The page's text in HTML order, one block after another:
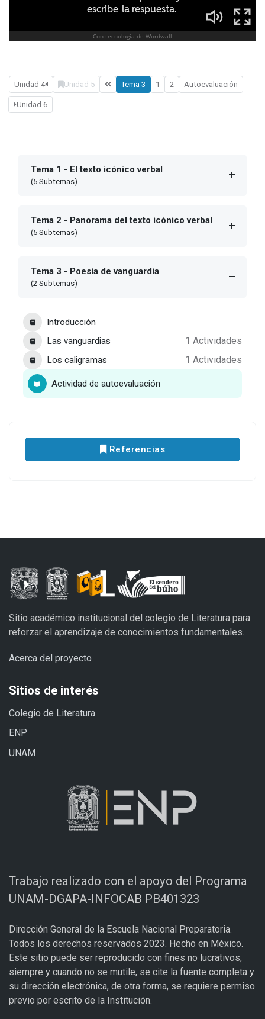
Unidad 4 Unidad 5 Tema 3 1 2 Autoevaluación
Unidad 6
Tema 1 - El texto icónico verbal
(5 Subtemas)
Tema 2 - Panorama del texto icónico verbal
(5 Subtemas)
Tema 3 - Poesía de vanguardia
(2 Subtemas)
Introducción
Las vanguardias
1 Actividades
Los caligramas 1 Actividades
Actividad de autoevaluación
Referencias
Sitio académico institucional del colegio de Literatura para
reforzar el aprendizaje de conocimientos fundamentales.
Acerca del proyecto
Sitios de interés
Colegio de Literatura
ENP
UNAM
Trabajo realizado con el apoyo del Programa
UNAM-DGAPA-INFOCAB PB401323
Dirección General de la Escuela Nacional Preparatoria.
Todos los derechos reservados 2023. Hecho en México.
Este sitio puede ser reproducido con fines no lucrativos,
siempre y cuando no se mutile, se cite la fuente completa y
su dirección electrónica, de otra forma, se requiere permiso
previo por escrito de la Institución.